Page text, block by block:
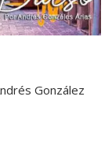
González